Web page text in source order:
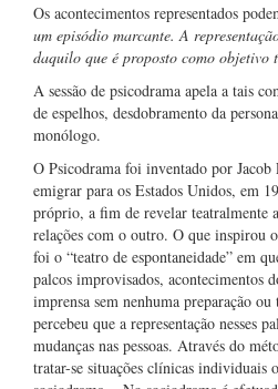
Os acontecimentos representados
um episódio marcante. A
daquilo que é proposto como objetivo
A sessão de psicodrama apela a tais
de espelhos, desdobramento da
monólogo.
O Psicodrama foi inventado por
emigrar para os Estados Unidos, em
próprio, a fim de revelar teatralmente
relações com o outro. O que inspirou
foi o “teatro de espontaneidade” em
palcos improvisados, acontecimentos
imprensa sem nenhuma preparação
percebeu que a representação nesses
mudanças nas pessoas. Através do
tratar-se situações clínicas individuais